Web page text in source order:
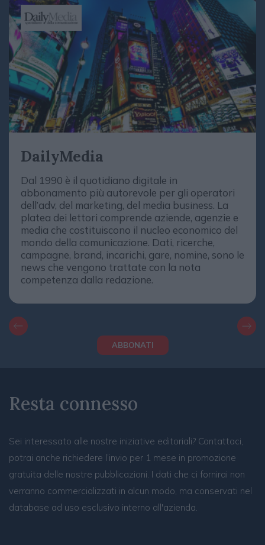
DailyMedia
Dal 1990 è il quotidiano digitale in
abbonamento più autorevole per gli operatori
dell’adv, del marketing, del media business. La
platea dei lettori comprende aziende, agenzie e
media che costituiscono il nucleo economico del
mondo della comunicazione. Dati, ricerche,
campagne, brand, incarichi, gare, nomine, sono le
news che vengono trattate con la nota
competenza dalla redazione.
ABBONATI
Resta connesso
Sei interessato alle nostre iniziative editoriali? Contattaci,
potrai anche richiedere l’invio per 1 mese in promozione
gratuita delle nostre pubblicazioni. I dati che ci fornirai non
verranno commercializzati in alcun modo, ma conservati nel
database ad uso esclusivo interno all'azienda.